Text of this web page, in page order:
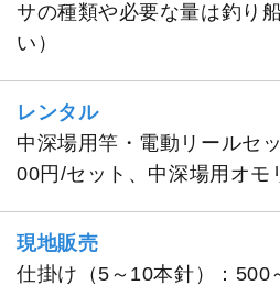
サの種類や必要な量は釣り
い）
レンタル
中深場用竿・電動リールセ
00円/セット、中深場用オモ
現地販売
仕掛け（5～10本針）：500